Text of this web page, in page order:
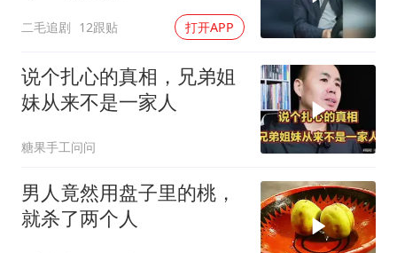
二毛追剧 12跟贴 打开APP
说个扎心的真相，兄弟姐
妹从来不是一家人
糖果手工问问
男人竟然用盘子里的桃，
就杀了两个人